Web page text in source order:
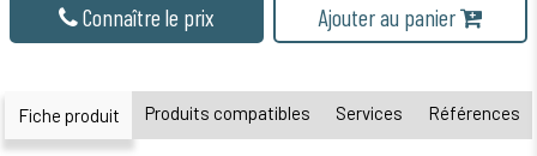
Connaître le prix Ajouter au panier
Fiche produit Produits compatibles Services Références